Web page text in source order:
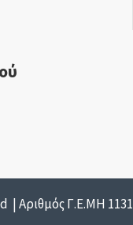
Αριθμός Γ.Ε.ΜΗ